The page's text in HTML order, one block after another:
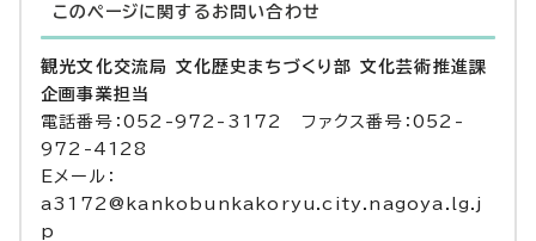
このページに関する お問い合わせ
観光文化交流局 文化歴史まちづくり部 文化芸術推進課
企画事業担当
電話番号：052-972-3172 ファクス番号：052-
972-4128
Eメール：
a3172@kankobunkakoryu.city.nagoya.lg.j
p